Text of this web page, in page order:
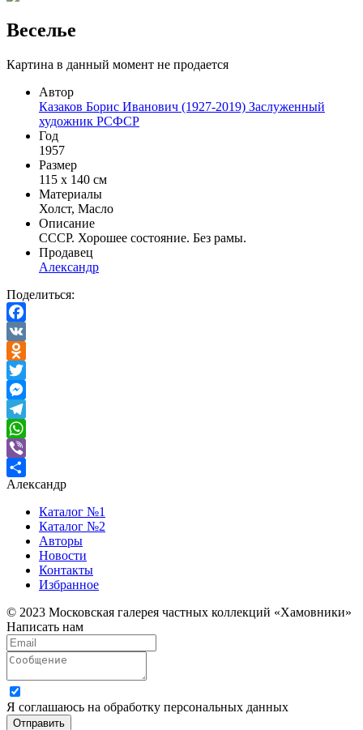
Веселье
Картина в данный момент не продается
Автор
Казаков Борис Иванович (1927-2019) Заслуженный
художник РСФСР
Год
1957
Размер
115 х 140 см
Материалы
Холст, Масло
Описание
СССР. Хорошее состояние. Без рамы.
Продавец
Александр
Поделиться:
Facebook
VK
Odnoklassniki
Twitter
Messenger
Telegram
WhatsApp
Viber
Отправить
Александр
Каталог №1
Каталог №2
Авторы
Новости
Контакты
Избранное
© 2023 Московская галерея частных коллекций «Хамовники»
Написать нам
Я соглашаюсь на обработку персональных данных
Отправить